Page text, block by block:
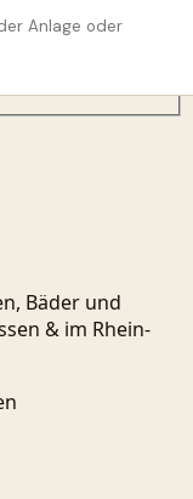
Bäder und
& im Rhein-